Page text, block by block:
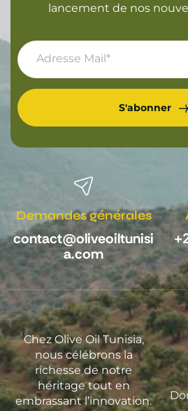
lancement de nos
S'abonner
Demandes générales
contact@oliveoiltunisi
a.com
Chez Olive Oil Tunisia,
nous célébrons la
richesse de notre
héritage tout en
embrassant l’innovation.